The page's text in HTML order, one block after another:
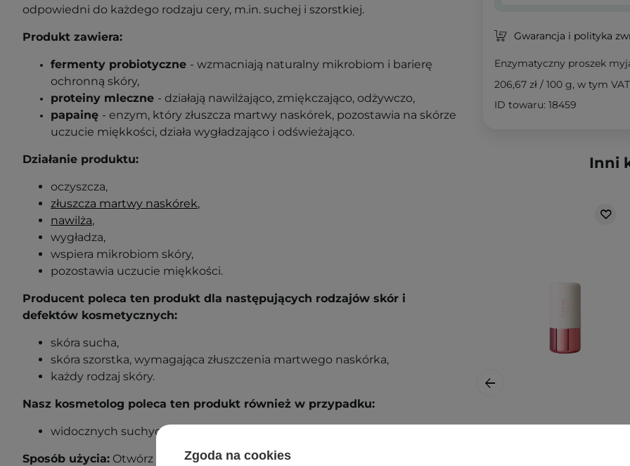
odpowiedni do każdego rodzaju cery, m.in. suchej i szorstkiej.
Produkt zawiera:
fermenty probiotyczne - wzmacniają naturalny mikrobiom i barierę
ochronną skóry,
proteiny mleczne - działają nawilżająco, zmiękczająco, odżywczo,
papainę - enzym, który złuszcza martwy naskórek, pozostawia na skórze
uczucie miękkości, działa wygładzająco i odświeżająco.
Działanie produktu:
oczyszcza,
złuszcza martwy naskórek,
nawilża,
wygładza,
wspiera mikrobiom skóry,
pozostawia uczucie miękkości.
Producent poleca ten produkt dla następujących rodzajów skór i
defektów kosmetycznych:
skóra sucha,
skóra szorstka, wymagająca złuszczenia martwego naskórka,
każdy rodzaj skóry.
Nasz kosmetolog poleca ten produkt również w przypadku:
widocznych suchych skórek.
Sposób użycia: Otwórz saszetkę i wysyp jej zawartość w zagłębienie dłoni,
Gwarancja i polityka
Enzymatyczny proszek
206,67 zł / 100 g, w tym VAT
ID towaru: 18459
Inni
Zgoda na cookies